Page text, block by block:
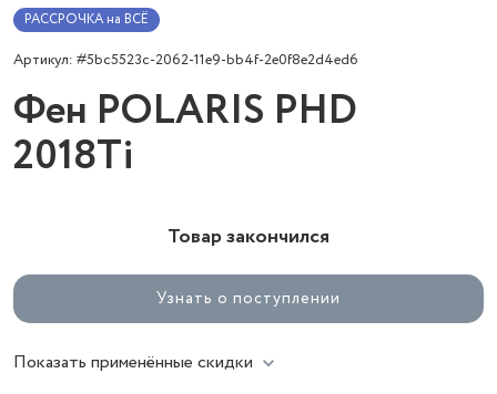
РАССРОЧКА на ВСЁ
Артикул: #5bc5523c-2062-11e9-bb4f-2e0f8e2d4ed6
Фен POLARIS PHD
2018Ti
Товар закончился
Узнать о поступлении
Показать применённые скидки